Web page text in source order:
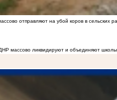
отправляют на убой коров в сельских
массово ликвидируют и объединяют